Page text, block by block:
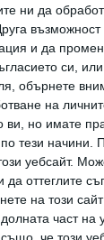
ни да
възможност
и да
си,
обърнете
на
ви, но имате
тези начини.
уебсайт.
оттеглите
на този
част на
че този
на
че
дух говори
фигурата с
очевидно
да ходи
"Вие
коли.
мярка",